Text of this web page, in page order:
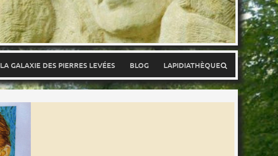
LA GALAXIE DES PIERRES LEVÉES BLOG LAPIDIATHÈQUE